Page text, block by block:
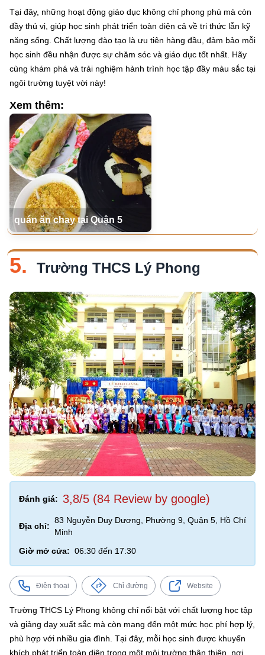
Tại đây, những hoạt động giáo dục không chỉ phong phú mà còn
đầy thú vị, giúp học sinh phát triển toàn diện cả về tri thức lẫn kỹ
năng sống. Chất lượng đào tạo là ưu tiên hàng đầu, đảm bảo mỗi
học sinh đều nhận được sự chăm sóc và giáo dục tốt nhất. Hãy
cùng khám phá và trải nghiệm hành trình học tập đầy màu sắc tại
ngôi trường tuyệt vời này!
Xem thêm:
quán ăn chay tại Quận 5
5. Trường THCS Lý Phong
Đánh giá: 3,8/5 (84 Review by google)
Địa chỉ:
83 Nguyễn Duy Dương, Phường 9, Quận 5, Hồ Chí
Minh
Giờ mở cửa: 06:30 đến 17:30
Điện thoại Chỉ đường Website
Trường THCS Lý Phong không chỉ nổi bật với chất lượng học tập
và giảng dạy xuất sắc mà còn mang đến một mức học phí hợp lý,
phù hợp với nhiều gia đình. Tại đây, mỗi học sinh được khuyến
khích phát triển toàn diện trong một môi trường thân thiện, nơi